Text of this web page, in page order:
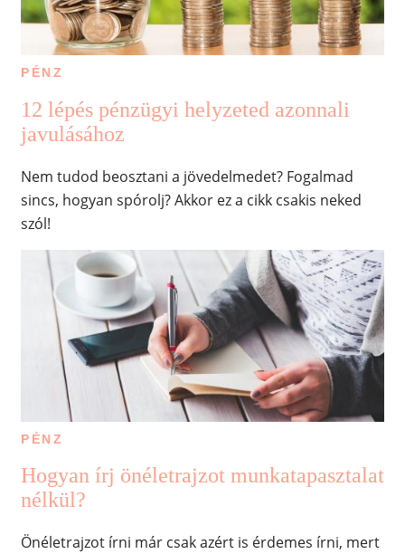
PÉNZ
12 lépés pénzügyi helyzeted azonnali
javulásához
Nem tudod beosztani a jövedelmedet? Fogalmad
sincs, hogyan spórolj? Akkor ez a cikk csakis neked
szól!
PÉNZ
Hogyan írj önéletrajzot munkatapasztalat
nélkül?
Önéletrajzot írni már csak azért is érdemes írni, mert